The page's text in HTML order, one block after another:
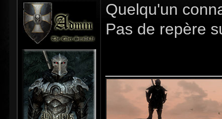
Quelqu'un
Pas de repère